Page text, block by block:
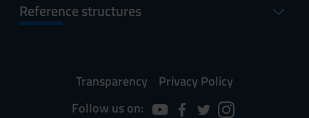
Reference structures
Transparency
Privacy Policy
Follow us on: